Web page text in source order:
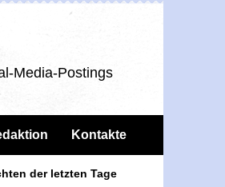
Media-Postings
Kontakte
der letzten Tage